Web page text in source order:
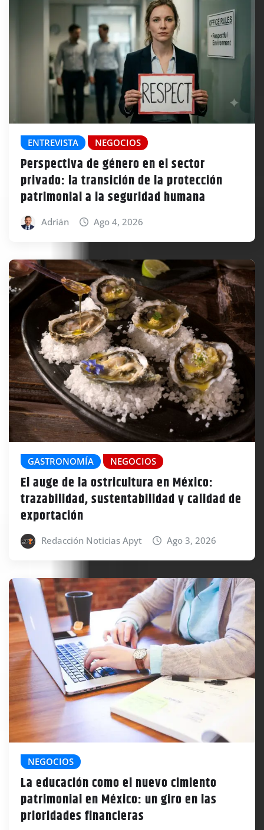
ENTREVISTA NEGOCIOS
Perspectiva de género en el sector
privado: la transición de la protección
patrimonial a la seguridad humana
Adrián Ago 4, 2026
GASTRONOMÍA NEGOCIOS
El auge de la ostricultura en México:
trazabilidad, sustentabilidad y calidad de
exportación
Redacción Noticias Apyt Ago 3, 2026
NEGOCIOS
La educación como el nuevo cimiento
patrimonial en México: un giro en las
prioridades financieras